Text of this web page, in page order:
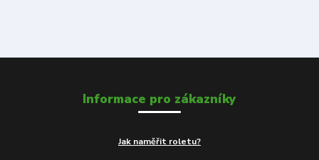
Informace pro zákazníky
Jak naměřit roletu?